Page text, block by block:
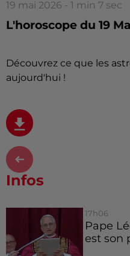
19 mai 2026 - 1 min 7 sec
L'horoscope du 19
Découvrez ce que les
aujourd'hui !
Infos
17h06
Pape
est son